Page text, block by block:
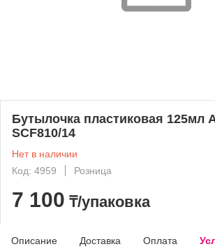
Бутылочка пластиковая 125мл
SCF810/14
Нет в наличии
Код: 4959
Розница
7 100 ₸/упаковка
Описание Доставка Оплата